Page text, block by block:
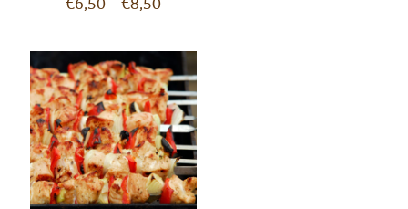
€6,50 –€8,50